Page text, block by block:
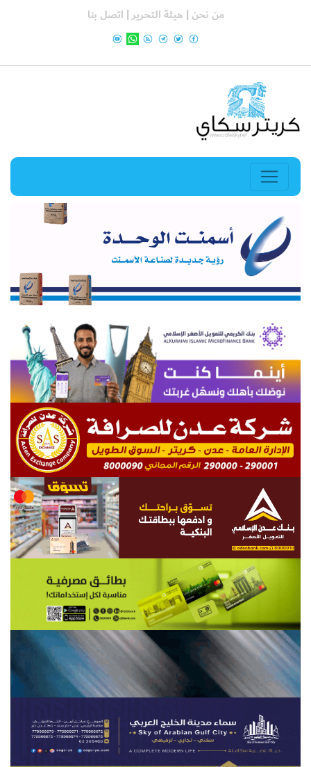
من نحن | هيئة التحرير | اتصل بنا